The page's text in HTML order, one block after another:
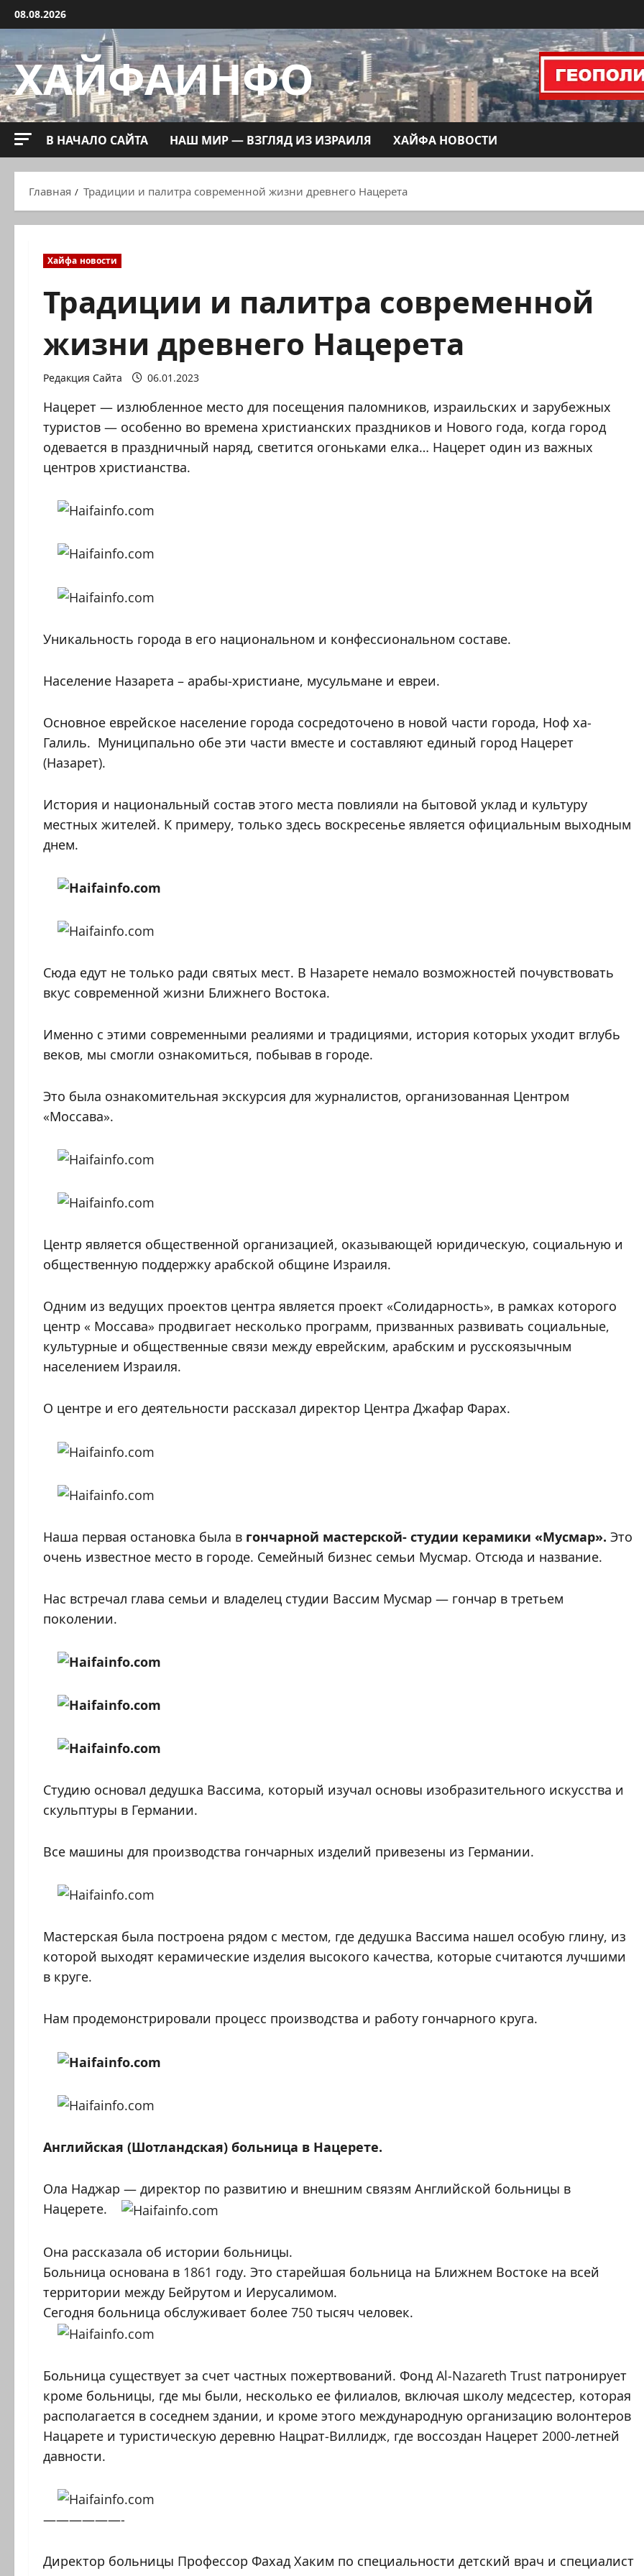
Перейти
к
содержимому
08.08.2026
ХАЙФАИНФО
В НАЧАЛО САЙТА НАШ МИР — ВЗГЛЯД ИЗ ИЗРАИЛЯ ХАЙФА НОВОСТИ
Главная Традиции и палитра современной жизни древнего Нацерета
Хайфа новости
Традиции и палитра современной
жизни древнего Нацерета
Редакция Сайта 06.01.2023
Нацерет — излюбленное место для посещения паломников, израильских и зарубежных
туристов — особенно во времена христианских праздников и Нового года, когда город
одевается в праздничный наряд, светится огоньками елка… Нацерет один из важных
центров христианства.
Уникальность города в его национальном и конфессиональном составе.
Население Назарета – арабы-христиане, мусульмане и евреи.
Основное еврейское население города сосредоточено в новой части города, Ноф ха-
Галиль. Муниципально обе эти части вместе и составляют единый город Нацерет
(Назарет).
История и национальный состав этого места повлияли на бытовой уклад и культуру
местных жителей. К примеру, только здесь воскресенье является официальным выходным
днем.
Сюда едут не только ради святых мест. В Назарете немало возможностей почувствовать
вкус современной жизни Ближнего Востока.
Именно с этими современными реалиями и традициями, история которых уходит вглубь
веков, мы смогли ознакомиться, побывав в городе.
Это была ознакомительная экскурсия для журналистов, организованная Центром
«Моссава».
Центр является общественной организацией, оказывающей юридическую, социальную и
общественную поддержку арабской общине Израиля.
Одним из ведущих проектов центра является проект «Солидарность», в рамках которого
центр « Моссава» продвигает несколько программ, призванных развивать социальные,
культурные и общественные связи между еврейским, арабским и русскоязычным
населением Израиля.
О центре и его деятельности рассказал директор Центра Джафар Фарах.
Наша первая остановка была в гончарной мастерской- студии керамики «Мусмар». Это
очень известное место в городе. Семейный бизнес семьи Мусмар. Отсюда и название.
Нас встречал глава семьи и владелец студии Вассим Мусмар — гончар в третьем
поколении.
Студию основал дедушка Вассима, который изучал основы изобразительного искусства и
скульптуры в Германии.
Все машины для производства гончарных изделий привезены из Германии.
Мастерская была построена рядом с местом, где дедушка Вассима нашел особую глину, из
которой выходят керамические изделия высокого качества, которые считаются лучшими
в круге.
Нам продемонстрировали процесс производства и работу гончарного круга.
Английская (Шотландская) больница в Нацерете.
Ола Наджар — директор по развитию и внешним связям Английской больницы в
Нацерете.
Она рассказала об истории больницы.
Больница основана в 1861 году. Это старейшая больница на Ближнем Востоке на всей
территории между Бейрутом и Иерусалимом.
Сегодня больница обслуживает более 750 тысяч человек.
Больница существует за счет частных пожертвований. Фонд Al-Nazareth Trust патронирует
кроме больницы, где мы были, несколько ее филиалов, включая школу медсестер, которая
располагается в соседнем здании, и кроме этого международную организацию волонтеров
Нацарете и туристическую деревню Нацрат-Виллидж, где воссоздан Нацерет 2000-летней
давности.
——————-
Директор больницы Профессор Фахад Хаким по специальности детский врач и специалист